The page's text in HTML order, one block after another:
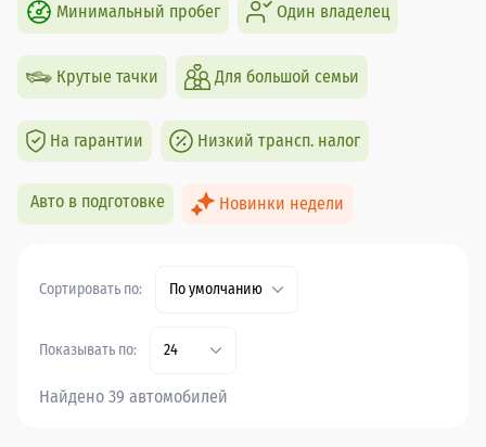
Минимальный пробег Один владелец
Крутые тачки Для большой семьи
На гарантии Низкий трансп. налог
Авто в подготовке Новинки недели
Сортировать по: По умолчанию
Показывать по: 24
Найдено 39 автомобилей